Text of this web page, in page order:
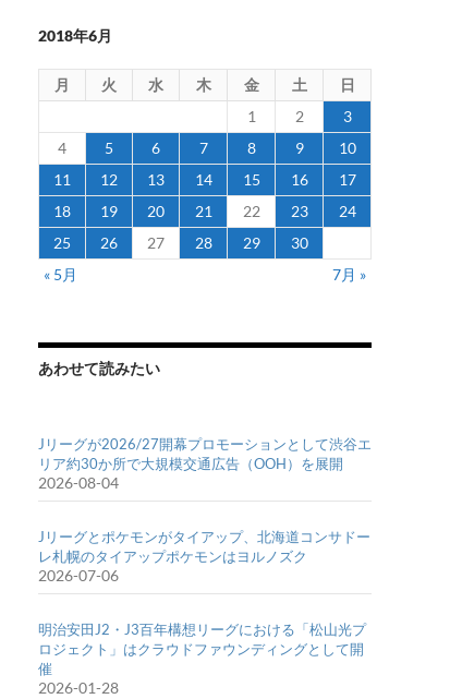
2018年6月
月 火 水 木 金 土
日
1
2
3
4
5 6 7 8 9
10
11
12 13 14 15 16
17
18
19 20 21 22 23
24
25
26 27 28 29
30
« 5月
7月 »
あわせて読みたい
Jリーグが2026/27開幕プロモーションとして渋谷エ
リア約30か所で大規模交通広告（OOH）を展開
2026-08-04
Jリーグとポケモンがタイアップ、北海道コンサドー
レ札幌のタイアップポケモンはヨルノズク
2026-07-06
明治安田J2・J3百年構想リーグにおける「松山光プ
ロジェクト」はクラウドファウンディングとして開
催
2026-01-28